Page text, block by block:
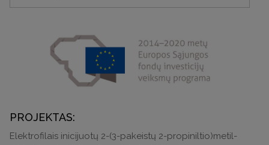
PROJEKTAS:
Elektrofilais inicijuotų 2-(3-pakeistų 2-propiniltio)metil-